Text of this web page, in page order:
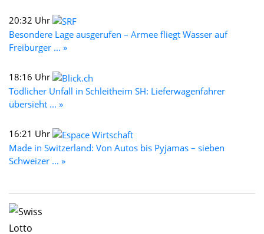
20:32 Uhr
Besondere Lage ausgerufen – Armee fliegt Wasser auf
Freiburger ... »
18:16 Uhr
Tödlicher Unfall in Schleitheim SH: Lieferwagenfahrer
übersieht ... »
16:21 Uhr
Made in Switzerland: Von Autos bis Pyjamas – sieben
Schweizer ... »